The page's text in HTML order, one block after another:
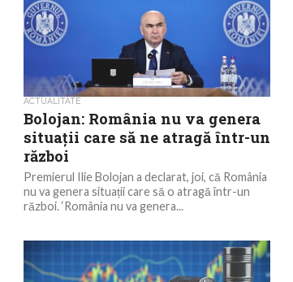
ACTUALITATE
Bolojan: România nu va genera
situații care să ne atragă într-un
război
Premierul Ilie Bolojan a declarat, joi, că România
nu va genera situații care să o atragă într-un
război. ‘România nu va genera...